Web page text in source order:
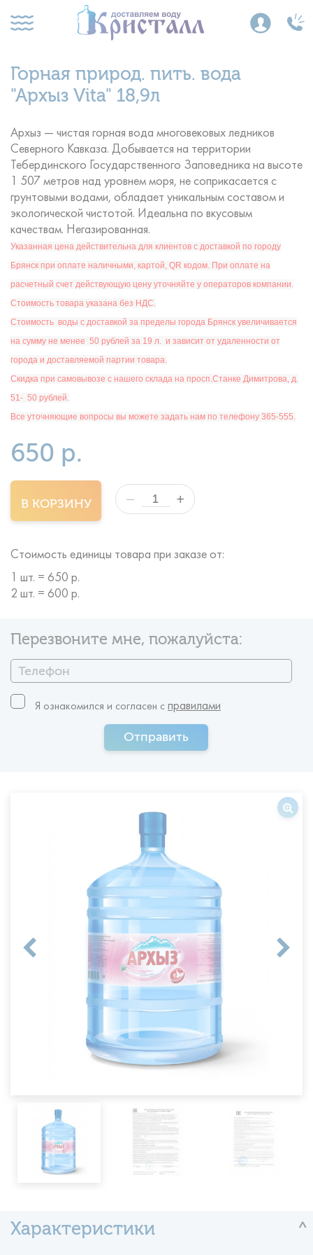
Горная природ. пить. вода
"Архыз Vita" 18,9л
Архыз — чистая горная вода многовековых ледников
Северного Кавказа. Добывается на территории
Тебердинского Государственного Заповедника на высоте
1 507 метров над уровнем моря, не соприкасается с
грунтовыми водами, обладает уникальным составом и
экологической чистотой. Идеальна по вкусовым
качествам. Негазированная.
Указанная цена действительна для клиентов с доставкой по городу
Брянск при оплате наличными, картой, QR кодом. При оплате на
расчетный счет действующую цену уточняйте у операторов компании.
Стоимость товара указана без НДС.
Стоимость воды с доставкой за пределы города Брянск увеличивается
на сумму не менее 50 рублей за 19 л. и зависит от удаленности от
города и доставляемой партии товара.
Скидка при самовывозе с нашего склада на просп.Станке Димитрова, д.
51- 50 рублей.
Все уточняющие вопросы вы можете задать нам по телефону 365-555.
650 р.
В КОРЗИНУ — +
Стоимость единицы товара при заказе от:
1 шт. = 650 р.
2 шт. = 600 р.
Перезвоните мне, пожалуйста:
Отправить
Я ознакомился и согласен c